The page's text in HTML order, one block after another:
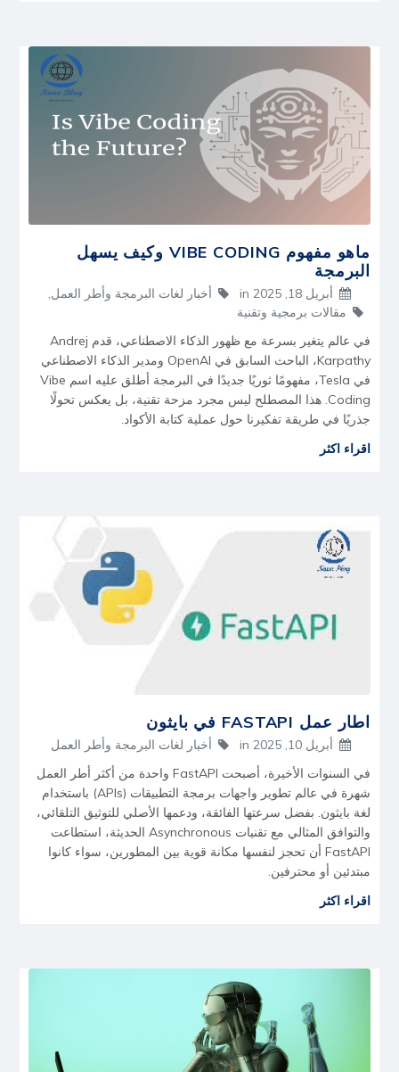
ماهو مفهوم VIBE CODING وكيف يسهل
البرمجة
أبريل 18, 2025 in أخبار لغات البرمجة وأطر العمل,
مقالات برمجية وتقنية
في عالم يتغير بسرعة مع ظهور الذكاء الاصطناعي، قدم Andrej
Karpathy، الباحث السابق في OpenAI ومدير الذكاء الاصطناعي
في Tesla، مفهومًا ثوريًا جديدًا في البرمجة أطلق عليه اسم Vibe
Coding. هذا المصطلح ليس مجرد مزحة تقنية، بل يعكس تحولًا
جذريًا في طريقة تفكيرنا حول عملية كتابة الأكواد.
اقراء اكثر
اطار عمل FASTAPI في بايثون
أبريل 10, 2025 in
أخبار لغات البرمجة وأطر العمل
في السنوات الأخيرة، أصبحت FastAPI واحدة من أكثر أطر العمل
شهرة في عالم تطوير واجهات برمجة التطبيقات (APIs) باستخدام
لغة بايثون. بفضل سرعتها الفائقة، ودعمها الأصلي للتوثيق التلقائي،
والتوافق المثالي مع تقنيات Asynchronous الحديثة، استطاعت
FastAPI أن تحجز لنفسها مكانة قوية بين المطورين، سواء كانوا
مبتدئين أو محترفين.
اقراء اكثر